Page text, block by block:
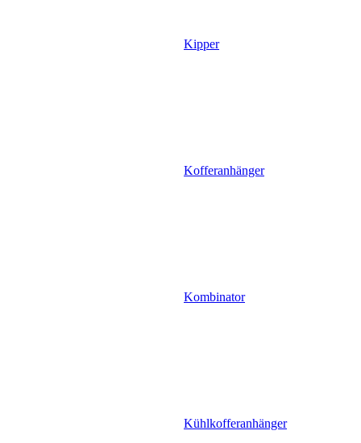
Kipper
Kofferanhänger
Kombinator
Kühlkofferanhänger